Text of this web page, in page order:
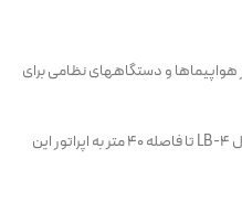
هواپیماها و دستگاههای نظامی برای
از این تکنولوزی در دستگاه پروتون الیچ مدل LB-4 تا فاصله ۴۰ متر به اپراتور این